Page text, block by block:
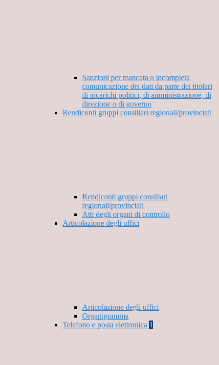
Sanzioni per mancata o incompleta
comunicazione dei dati da parte dei titolari
di incarichi politici, di amministrazione, di
direzione o di governo
Rendiconti gruppi consiliari regionali/provinciali
Rendiconti gruppi consiliari
regionali/provinciali
Atti degli organi di controllo
Articolazione degli uffici
Articolazione degli uffici
Organigramma
Telefono e posta elettronica 1